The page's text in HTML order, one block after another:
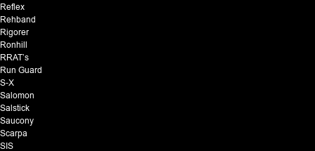
Reflex
Rehband
Rigorer
Ronhill
RRAT’s
Run Guard
S-X
Salomon
Salstick
Saucony
Scarpa
SIS